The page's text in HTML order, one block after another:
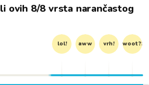
ovih 8/8 vrsta narančastog
lol! aww vrh! woot?!